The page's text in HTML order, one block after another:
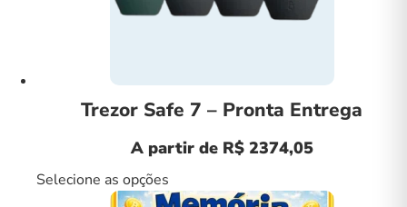
Trezor Safe 7 – Pronta Entrega
A partir de R$ 2374,05
Selecione as opções